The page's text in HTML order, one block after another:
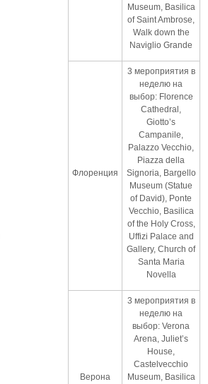
Museum, Basilica
of Saint Ambrose,
Walk down the
Naviglio Grande
Флоренция
3 мероприятия в
неделю на
выбор: Florence
Cathedral,
Giotto’s
Campanile,
Palazzo Vecchio,
Piazza della
Signoria, Bargello
Museum (Statue
of David), Ponte
Vecchio, Basilica
of the Holy Cross,
Uffizi Palace and
Gallery, Church of
Santa Maria
Novella
Верона
3 мероприятия в
неделю на
выбор: Verona
Arena, Juliet’s
House,
Castelvecchio
Museum, Basilica